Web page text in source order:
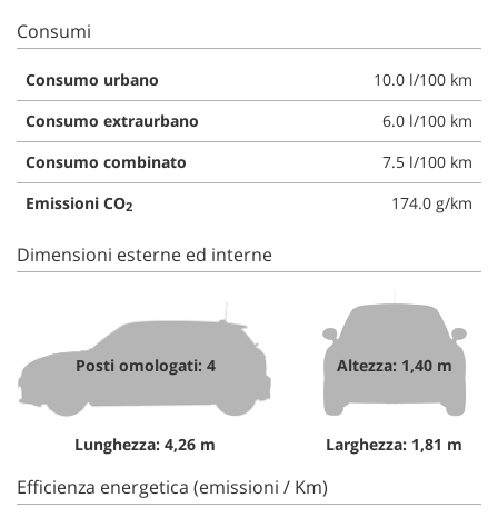
Consumi
Consumo urbano
10.0 l/100 km
Consumo extraurbano
6.0 l/100 km
Consumo combinato
7.5 l/100 km
Emissioni CO2 174.0 g/km
Dimensioni esterne ed interne
Posti omologati: 4
Lunghezza: 4,26 m
Altezza: 1,40 m
Larghezza: 1,81 m
Efficienza energetica (emissioni / Km)